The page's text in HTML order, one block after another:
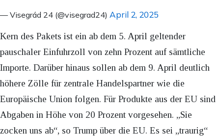
— Visegrád 24 (@visegrad24) April 2, 2025
Kern des Pakets ist ein ab dem 5. April geltender
pauschaler Einfuhrzoll von zehn Prozent auf sämtliche
Importe. Darüber hinaus sollen ab dem 9. April deutlich
höhere Zölle für zentrale Handelspartner wie die
Europäische Union folgen. Für Produkte aus der EU sind
Abgaben in Höhe von 20 Prozent vorgesehen. „Sie
zocken uns ab“, so Trump über die EU. Es sei „traurig“